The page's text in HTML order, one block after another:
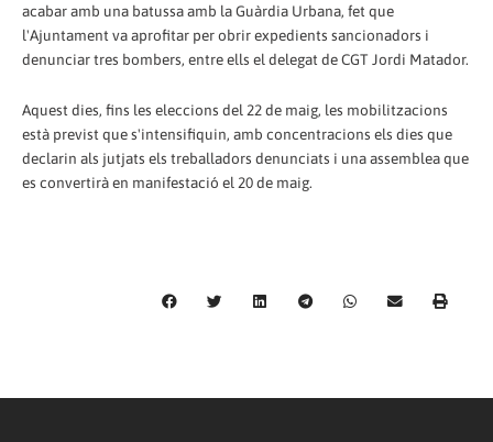
acabar amb una batussa amb la Guàrdia Urbana, fet que
l'Ajuntament va aprofitar per obrir expedients sancionadors i
denunciar tres bombers, entre ells el delegat de CGT Jordi Matador.
Aquest dies, fins les eleccions del 22 de maig, les mobilitzacions
està previst que s'intensifiquin, amb concentracions els dies que
declarin als jutjats els treballadors denunciats i una assemblea que
es convertirà en manifestació el 20 de maig.